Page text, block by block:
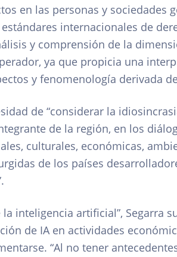
en las personas y sociedades
internacionales de
y comprensión de la
ya que propicia una
y fenomenología derivada
de “considerar la
de la región, en los
culturales, económicas,
de los países
inteligencia artificial”, Segarra
de IA en actividades
“Al no tener